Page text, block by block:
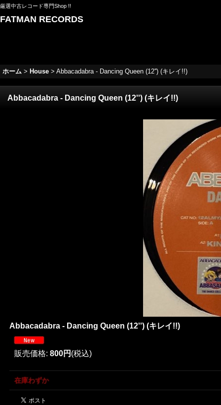
厳選中古レコード専門Shop !!
FATMAN RECORDS
ホーム > House > Abbacadabra - Dancing Queen (12'') (キレイ!!)
Abbacadabra - Dancing Queen (12'') (キレイ!!)
Abbacadabra - Dancing Queen (12'') (キレイ!!)
販売価格: 800円 (税込)
在庫わずか